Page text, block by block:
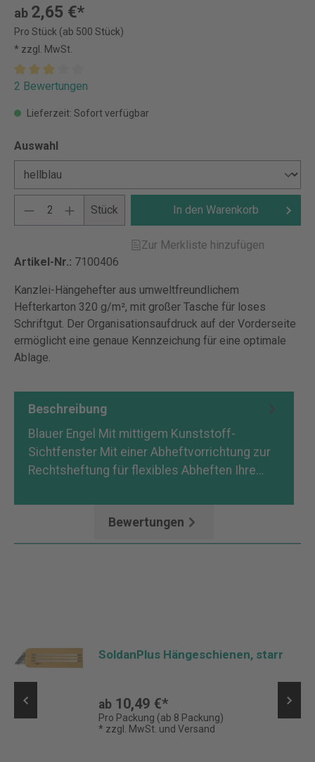
ab 2,65 €*
Pro Stück (ab 500 Stück)
* zzgl. MwSt.
2 Bewertungen
Lieferzeit: Sofort verfügbar
Auswahl
Stück In den Warenkorb
Zur Merkliste hinzufügen
Artikel-Nr.: 7100406
Kanzlei-Hängehefter aus umweltfreundlichem
Hefterkarton 320 g/m², mit großer Tasche für loses
Schriftgut. Der Organisationsaufdruck auf der Vorderseite
ermöglicht eine genaue Kennzeichung für eine optimale
Ablage.
Beschreibung
Blauer Engel Mit mittigem Kunststoff-
Sichtfenster Mit einer Abheftvorrichtung zur
Rechtsheftung für flexibles Abheften Ihre…
Bewertungen
SoldanPlus Hängeschienen, starr
ab 10,49 €*
Pro Packung (ab 8 Packung)
* zzgl. MwSt. und Versand